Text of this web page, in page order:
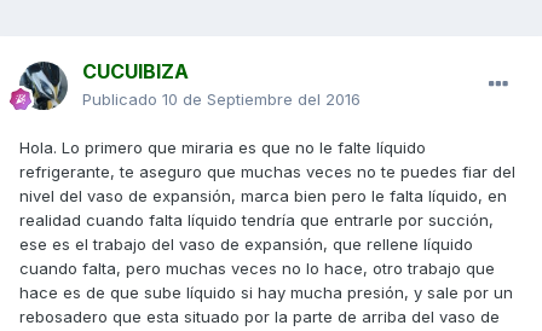
CUCUIBIZA
Publicado 10 de Septiembre del 2016
Hola. Lo primero que miraria es que no le falte líquido
refrigerante, te aseguro que muchas veces no te puedes fiar del
nivel del vaso de expansión, marca bien pero le falta líquido, en
realidad cuando falta líquido tendría que entrarle por succión,
ese es el trabajo del vaso de expansión, que rellene líquido
cuando falta, pero muchas veces no lo hace, otro trabajo que
hace es de que sube líquido si hay mucha presión, y sale por un
rebosadero que esta situado por la parte de arriba del vaso de